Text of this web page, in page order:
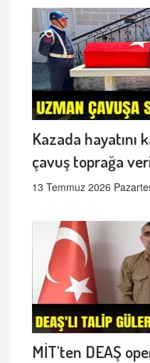
Kazada hayatını
çavuş toprağa
13 Temmuz 2026
MİT'ten DEAŞ